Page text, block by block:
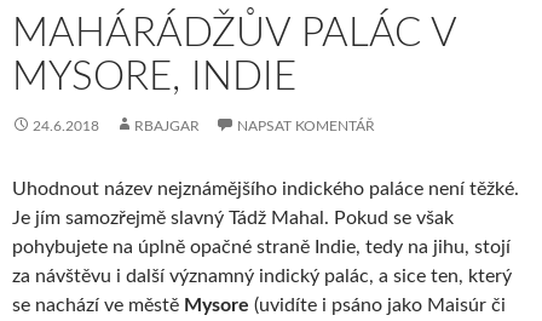
MAHÁRÁDŽŮV PALÁC V
MYSORE, INDIE
24.6.2018 RBAJGAR NAPSAT KOMENTÁŘ
Uhodnout název nejznámějšího indického paláce není těžké.
Je jím samozřejmě slavný Tádž Mahal. Pokud se však
pohybujete na úplně opačné straně Indie, tedy na jihu, stojí
za návštěvu i další významný indický palác, a sice ten, který
se nachází ve městě Mysore (uvidíte i psáno jako Maisúr či